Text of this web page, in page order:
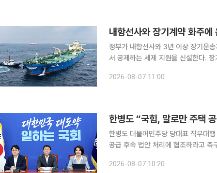
내항선사와 장기계약 화주
정부가 내항선사와 3년 이상 장기운
서 공제하는 세제 지원을 신설한다.
선·화주 인증제도를 내년 초 시행할
2026-08-07 11:00
한병도 “국힘, 말로만 주택
한병도 더불어민주당 당대표 직무대
공급 후속 법안 처리에 협조하라고 촉구했다. 한 직무대행은 7일 국회에서 열린 원
라”고 밝혔다. 그는 “윤석열
2026-08-07 10:20